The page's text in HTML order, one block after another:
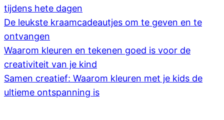
tijdens hete dagen
De leukste kraamcadeautjes om te geven en te
ontvangen
Waarom kleuren en tekenen goed is voor de
creativiteit van je kind
Samen creatief: Waarom kleuren met je kids de
ultieme ontspanning is